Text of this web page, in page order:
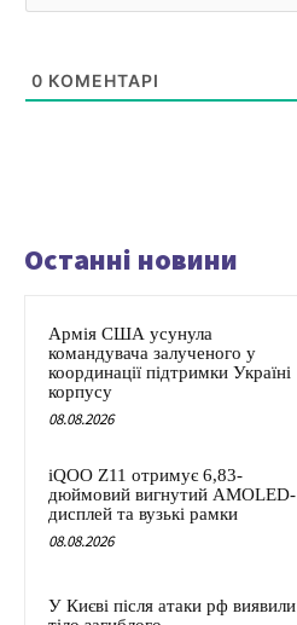
0 КОМЕНТАРІ
Останні новини
Армія США усунула
командувача залученого у
координації підтримки Україні
корпусу
08.08.2026
iQOO Z11 отримує 6,83-
дюймовий вигнутий AMOLED-
дисплей та вузькі рамки
08.08.2026
У Києві після атаки рф виявили